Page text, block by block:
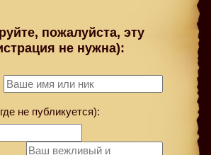
пожалуйста, эту
не нужна):
не публикуется):